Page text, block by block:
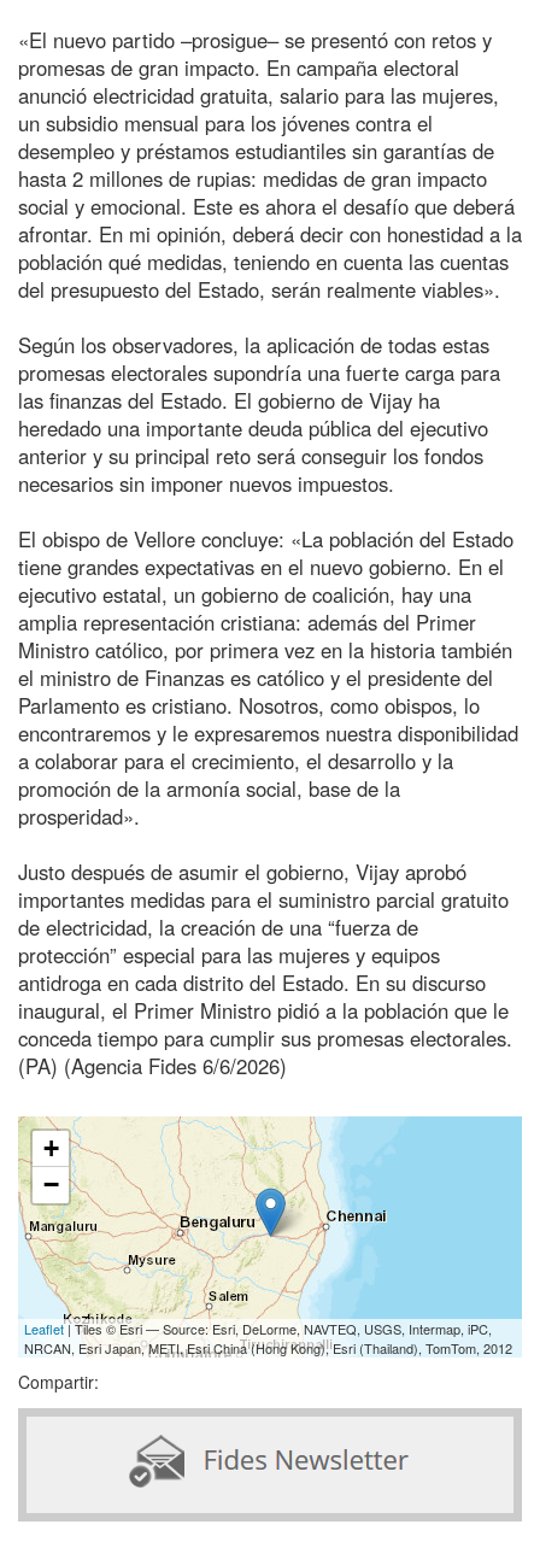
«El nuevo partido –prosigue– se presentó con retos y
promesas de gran impacto. En campaña electoral
anunció electricidad gratuita, salario para las mujeres,
un subsidio mensual para los jóvenes contra el
desempleo y préstamos estudiantiles sin garantías de
hasta 2 millones de rupias: medidas de gran impacto
social y emocional. Este es ahora el desafío que deberá
afrontar. En mi opinión, deberá decir con honestidad a la
población qué medidas, teniendo en cuenta las cuentas
del presupuesto del Estado, serán realmente viables».
Según los observadores, la aplicación de todas estas
promesas electorales supondría una fuerte carga para
las finanzas del Estado. El gobierno de Vijay ha
heredado una importante deuda pública del ejecutivo
anterior y su principal reto será conseguir los fondos
necesarios sin imponer nuevos impuestos.
El obispo de Vellore concluye: «La población del Estado
tiene grandes expectativas en el nuevo gobierno. En el
ejecutivo estatal, un gobierno de coalición, hay una
amplia representación cristiana: además del Primer
Ministro católico, por primera vez en la historia también
el ministro de Finanzas es católico y el presidente del
Parlamento es cristiano. Nosotros, como obispos, lo
encontraremos y le expresaremos nuestra disponibilidad
a colaborar para el crecimiento, el desarrollo y la
promoción de la armonía social, base de la
prosperidad».
Justo después de asumir el gobierno, Vijay aprobó
importantes medidas para el suministro parcial gratuito
de electricidad, la creación de una “fuerza de
protección” especial para las mujeres y equipos
antidroga en cada distrito del Estado. En su discurso
inaugural, el Primer Ministro pidió a la población que le
conceda tiempo para cumplir sus promesas electorales.
(PA) (Agencia Fides 6/6/2026)
+
−
Leaflet| Tiles © Esri — Source: Esri, DeLorme, NAVTEQ, USGS, Intermap, iPC,
NRCAN, Esri Japan, METI, Esri China (Hong Kong), Esri (Thailand), TomTom, 2012
Compartir: